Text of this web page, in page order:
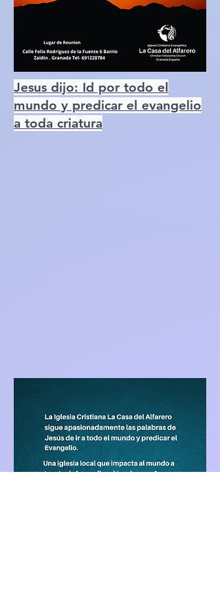
Jesus dijo: Id por todo el
mundo y predicar el evangelio
a toda criatura